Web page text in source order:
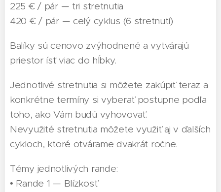
225 € / pár — tri stretnutia
420 € / pár — celý cyklus (6 stretnutí)
Balíky sú cenovo zvýhodnené a vytvárajú
priestor ísť viac do hĺbky.
Jednotlivé stretnutia si môžete zakúpiť teraz a
konkrétne termíny si vyberať postupne podľa
toho, ako Vám budú vyhovovať.
Nevyužité stretnutia môžete využiť aj v ďalších
cykloch, ktoré otvárame dvakrát ročne.
Témy jednotlivých rande:
• Rande 1 — Blízkosť